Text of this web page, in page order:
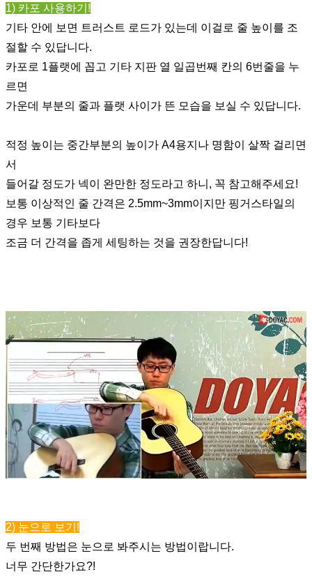
1) 카포 사용하기!
기타 안에 보면 트러스트 로드가 있는데 이걸로 줄 높이를 조
절할 수 있답니다.
카포로 1플랫에 꼽고 기타 지판 열 일곱번째 칸의 6번줄을 누
르면
가운데 부분의 줄과 플랫 사이가 뜬 모습을 보실 수 있답니다.
적정 높이는 중간부분의 높이가 A4용지나 명함이 살짝 걸리면
서
들어갈 정도가 넥이 완만한 정도라고 하니, 꼭 참고해주세요!
보통 이상적인 줄 간격은 2.5mm~3mm이지만 핑거스타일의
경우 보통 기타보다
조금 더 간격을 좁게 세팅하는 것을 권장한답니다!
2) 눈으로 보기!
두 번째 방법은 눈으로 봐주시는 방법이랍니다.
너무 간단한가요?!